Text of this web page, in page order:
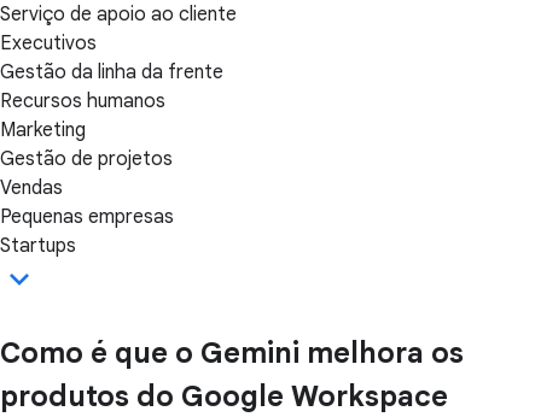
Serviço de apoio ao cliente
Executivos
Gestão da linha da frente
Recursos humanos
Marketing
Gestão de projetos
Vendas
Pequenas empresas
Startups
Como é que o Gemini melhora os
produtos do Google Workspace